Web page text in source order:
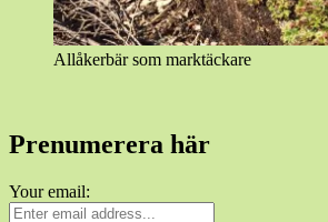
Allåkerbär som marktäckare
Prenumerera här
Your email: